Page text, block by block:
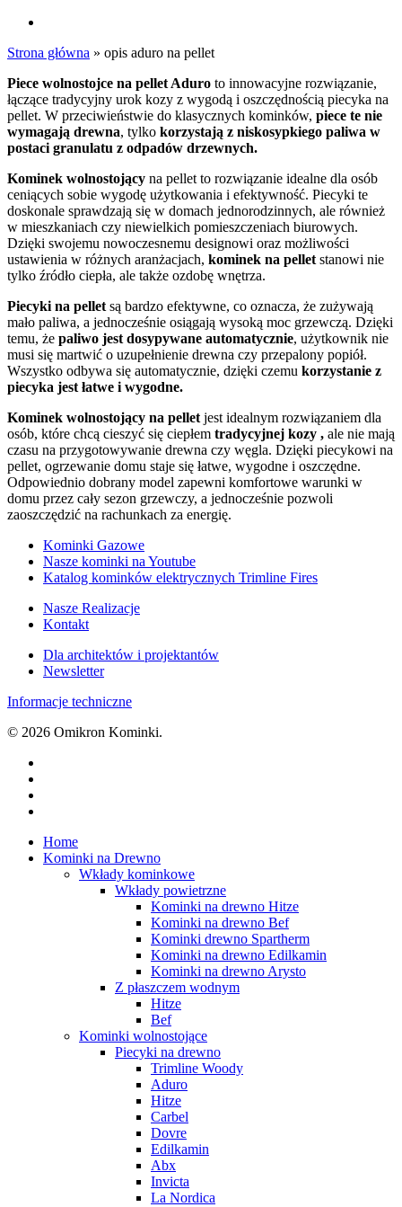
Strona główna » opis aduro na pellet
Piece wolnostojce na pellet Aduro to innowacyjne rozwiązanie,
łączące tradycyjny urok kozy z wygodą i oszczędnością piecyka na
pellet. W przeciwieństwie do klasycznych kominków, piece te nie
wymagają drewna, tylko korzystają z niskosypkiego paliwa w
postaci granulatu z odpadów drzewnych.
Kominek wolnostojący na pellet to rozwiązanie idealne dla osób
ceniących sobie wygodę użytkowania i efektywność. Piecyki te
doskonale sprawdzają się w domach jednorodzinnych, ale również
w mieszkaniach czy niewielkich pomieszczeniach biurowych.
Dzięki swojemu nowoczesnemu designowi oraz możliwości
ustawienia w różnych aranżacjach, kominek na pellet stanowi nie
tylko źródło ciepła, ale także ozdobę wnętrza.
Piecyki na pellet są bardzo efektywne, co oznacza, że zużywają
mało paliwa, a jednocześnie osiągają wysoką moc grzewczą. Dzięki
temu, że paliwo jest dosypywane automatycznie, użytkownik nie
musi się martwić o uzupełnienie drewna czy przepalony popiół.
Wszystko odbywa się automatycznie, dzięki czemu korzystanie z
piecyka jest łatwe i wygodne.
Kominek wolnostojący na pellet jest idealnym rozwiązaniem dla
osób, które chcą cieszyć się ciepłem tradycyjnej kozy , ale nie mają
czasu na przygotowywanie drewna czy węgla. Dzięki piecykowi na
pellet, ogrzewanie domu staje się łatwe, wygodne i oszczędne.
Odpowiednio dobrany model zapewni komfortowe warunki w
domu przez cały sezon grzewczy, a jednocześnie pozwoli
zaoszczędzić na rachunkach za energię.
Kominki Gazowe
Nasze kominki na Youtube
Katalog kominków elektrycznych Trimline Fires
Nasze Realizacje
Kontakt
Dla architektów i projektantów
Newsletter
Informacje techniczne
© 2026 Omikron Kominki.
Close
Menu
Home
Kominki na Drewno
Wkłady kominkowe
Wkłady powietrzne
Kominki na drewno Hitze
Kominki na drewno Bef
Kominki drewno Spartherm
Kominki na drewno Edilkamin
Kominki na drewno Arysto
Z płaszczem wodnym
Hitze
Bef
Kominki wolnostojące
Piecyki na drewno
Trimline Woody
Aduro
Hitze
Carbel
Dovre
Edilkamin
Abx
Invicta
La Nordica